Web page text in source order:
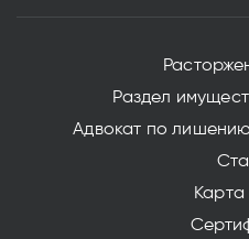
Раздел
Адвокат по
Карта